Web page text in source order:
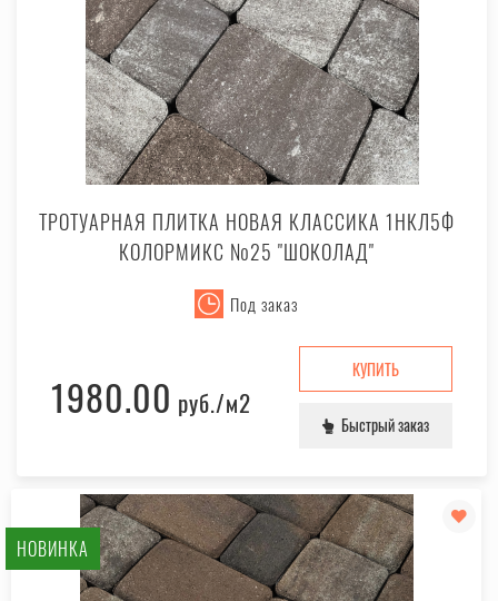
ТРОТУАРНАЯ ПЛИТКА НОВАЯ КЛАССИКА 1НКЛ5Ф
КОЛОРМИКС №25 "ШОКОЛАД"
Под заказ
1980.00 руб./м2
КУПИТЬ
Быстрый заказ
НОВИНКА